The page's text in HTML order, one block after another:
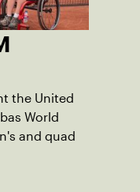
the United
World
and quad